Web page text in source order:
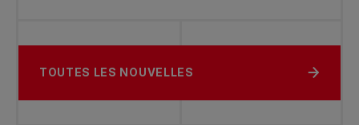
TOUTES LES NOUVELLES